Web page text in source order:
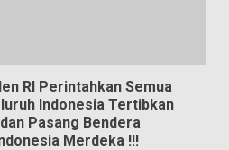
RI Perintahkan Semua
Indonesia Tertibkan
Pasang Bendera
Merdeka !!!